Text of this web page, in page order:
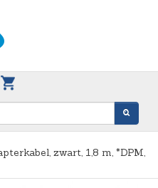
zwart, 1,8 m, *DPM,